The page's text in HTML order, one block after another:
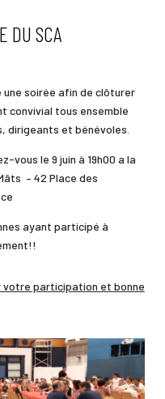
DU SCA
une soirée afin de clôturer
convivial tous ensemble
dirigeants et bénévoles.
vous le 9 juin à 19h00 a la
– 42 Place des
ayant participé à
votre participation et bonne